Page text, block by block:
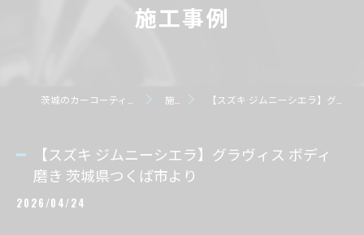
施工事例
施工事例 【スズキ ジムニーシエラ】グラヴィス ボディ磨き 茨城県つくば市より
【スズキ ジムニーシエラ】グラヴィス ボディ
磨き 茨城県つくば市より
2026/04/24